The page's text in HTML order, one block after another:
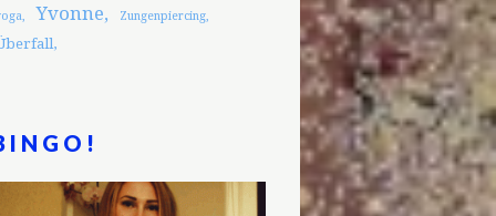
Yvonne Zungenpiercing